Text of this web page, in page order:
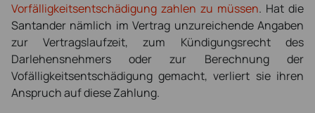
Vorfälligkeitsentschädigung zahlen zu müssen. Hat die
Santander nämlich im Vertrag unzureichende Angaben
zur Vertragslaufzeit, zum Kündigungsrecht des
Darlehensnehmers oder zur Berechnung der
Vofälligkeitsentschädigung gemacht, verliert sie ihren
Anspruch auf diese Zahlung.